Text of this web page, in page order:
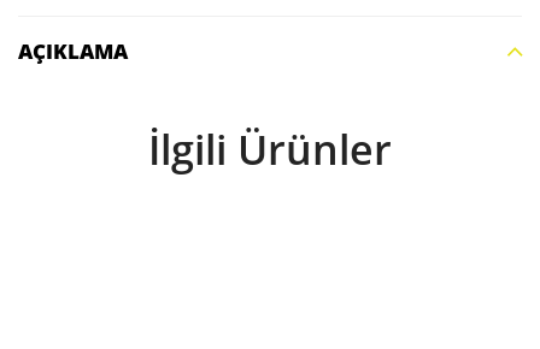
AÇIKLAMA
İlgili Ürünler